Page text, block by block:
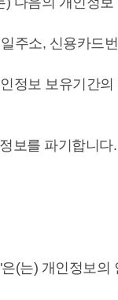
주소, 신용카드
보 보유기간
보를 파기합니다.
(는) 개인정보